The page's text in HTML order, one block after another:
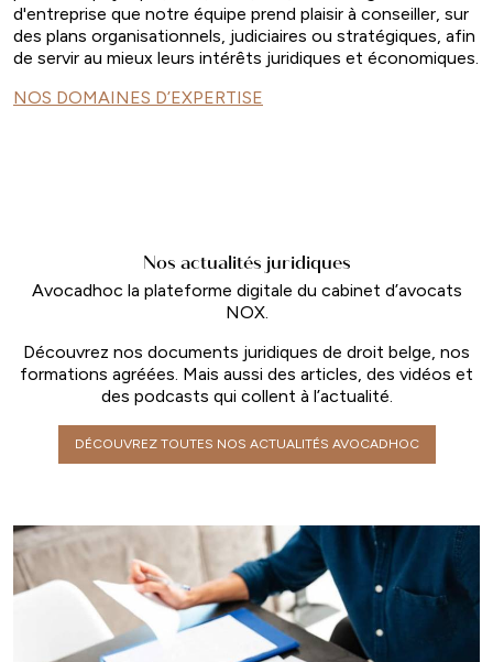
d'entreprise que notre équipe prend plaisir à conseiller, sur
des plans organisationnels, judiciaires ou stratégiques, afin
de servir au mieux leurs intérêts juridiques et économiques.
NOS DOMAINES D’EXPERTISE
Nos actualités juridiques
Avocadhoc la plateforme digitale du cabinet d’avocats
NOX.
Découvrez nos documents juridiques de droit belge, nos
formations agréées. Mais aussi des articles, des vidéos et
des podcasts qui collent à l’actualité.
DÉCOUVREZ TOUTES NOS ACTUALITÉS AVOCADHOC